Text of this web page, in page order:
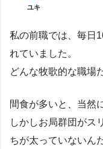
ユキ
私の前職では、毎日
れていました。
どんな牧歌的な職
間食が多いと、当然
しかしお局群団がス
ちが太っていないん